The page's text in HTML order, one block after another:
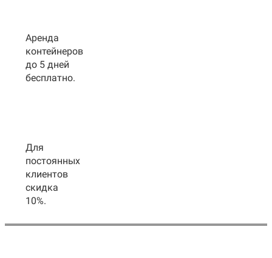
Аренда
контейнеров
до 5 дней
бесплатно.
Для
постоянных
клиентов
скидка
10%.